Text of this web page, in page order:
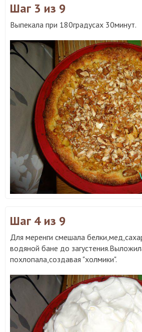
Шаг 3 из 9
Выпекала при 180градусах 30минут.
Шаг 4 из 9
Для меренги смешала
водяной бане до
похлопала,создавая "холмики".